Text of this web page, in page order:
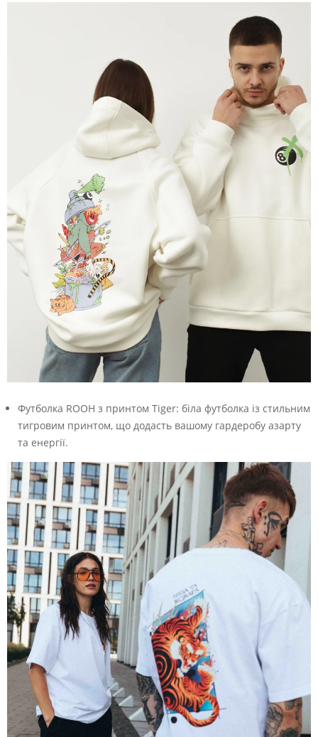
Футболка ROOH з принтом Tiger: біла футболка із стильним
тигровим принтом, що додасть вашому гардеробу азарту
та енергії.